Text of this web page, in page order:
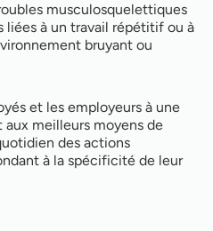
musculosquelettiques
liées à un travail répétitif ou à
bruyant ou
et les employeurs à une
meilleurs moyens de
des actions
à la spécificité de leur